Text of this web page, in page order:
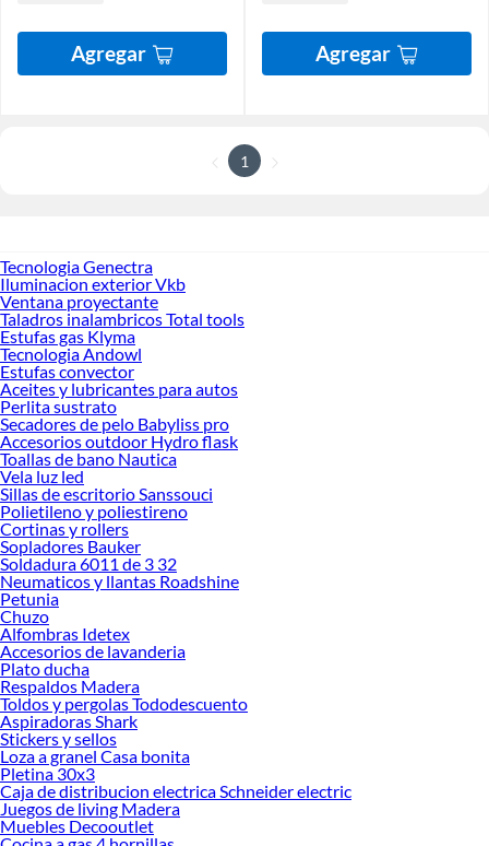
Agregar Agregar
1
Tecnologia Genectra
Iluminacion exterior Vkb
Ventana proyectante
Taladros inalambricos Total tools
Estufas gas Klyma
Tecnologia Andowl
Estufas convector
Aceites y lubricantes para autos
Perlita sustrato
Secadores de pelo Babyliss pro
Accesorios outdoor Hydro flask
Toallas de bano Nautica
Vela luz led
Sillas de escritorio Sanssouci
Polietileno y poliestireno
Cortinas y rollers
Sopladores Bauker
Soldadura 6011 de 3 32
Neumaticos y llantas Roadshine
Petunia
Chuzo
Alfombras Idetex
Accesorios de lavanderia
Plato ducha
Respaldos Madera
Toldos y pergolas Tododescuento
Aspiradoras Shark
Stickers y sellos
Loza a granel Casa bonita
Pletina 30x3
Caja de distribucion electrica Schneider electric
Juegos de living Madera
Muebles Decooutlet